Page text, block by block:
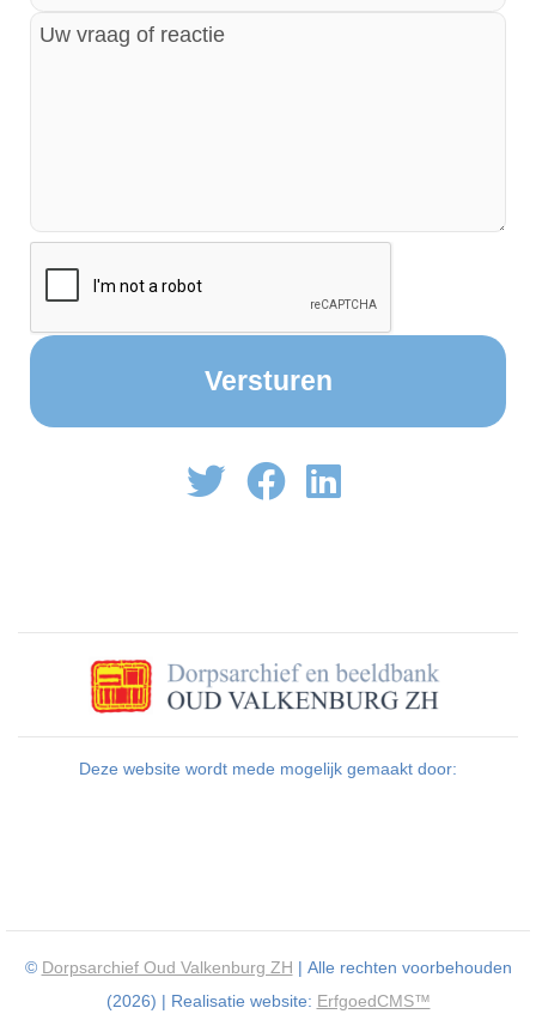
Deze website wordt mede mogelijk gemaakt door:
© Dorpsarchief Oud Valkenburg ZH | Alle rechten voorbehouden
(2026) | Realisatie website: ErfgoedCMS™